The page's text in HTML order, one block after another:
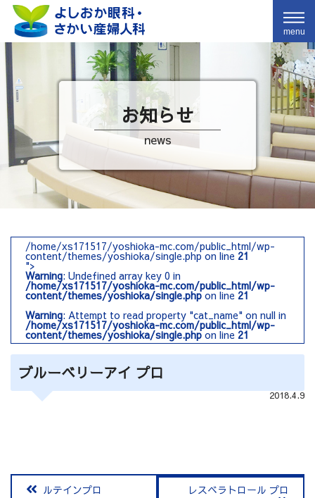
menu
お知らせ
news
/home/xs171517/yoshioka-mc.com/public_html/wp-
content/themes/yoshioka/single.php on line 21
">
Warning: Undefined array key 0 in
/home/xs171517/yoshioka-mc.com/public_html/wp-
content/themes/yoshioka/single.php on line 21
Warning: Attempt to read property "cat_name" on null in
/home/xs171517/yoshioka-mc.com/public_html/wp-
content/themes/yoshioka/single.php on line 21
ブルーベリーアイ プロ
2018.4.9
ルテインプロ レスベラトロール プロ